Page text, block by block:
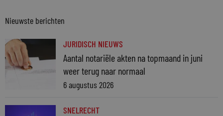
Nieuwste berichten
JURIDISCH NIEUWS
Aantal notariële akten na topmaand in juni
weer terug naar normaal
6 augustus 2026
SNELRECHT